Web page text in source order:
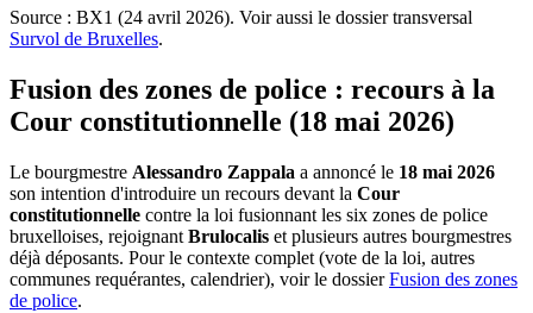
Source : BX1 (24 avril 2026). Voir aussi le dossier transversal
Survol de Bruxelles.
Fusion des zones de police : recours à la
Cour constitutionnelle (18 mai 2026)
Le bourgmestre Alessandro Zappala a annoncé le 18 mai 2026
son intention d'introduire un recours devant la Cour
constitutionnelle contre la loi fusionnant les six zones de police
bruxelloises, rejoignant Brulocalis et plusieurs autres bourgmestres
déjà déposants. Pour le contexte complet (vote de la loi, autres
communes requérantes, calendrier), voir le dossierFusion des zones
de police.